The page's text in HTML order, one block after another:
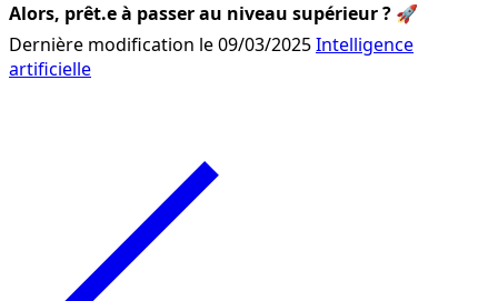
Alors, prêt.e à passer au niveau supérieur ? 🚀
Dernière modification le 09/03/2025Intelligence
artificielle